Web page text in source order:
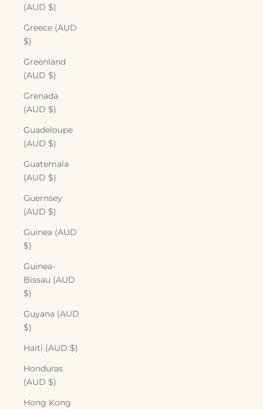
(AUD $)
Greece (AUD
$)
Greenland
(AUD $)
Grenada
(AUD $)
Guadeloupe
(AUD $)
Guatemala
(AUD $)
Guernsey
(AUD $)
Guinea (AUD
$)
Guinea-
Bissau (AUD
$)
Guyana (AUD
$)
Haiti (AUD $)
Honduras
(AUD $)
Hong Kong